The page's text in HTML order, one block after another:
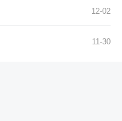
12-02
11-30